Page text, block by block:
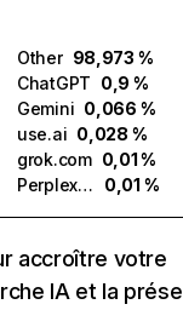
Other 98,973 %
ChatGPT 0,9 %
Gemini 0,066 %
use.ai 0,028 %
grok.com 0,01 %
Perplexity
0,01 %
accroître votre
IA et la